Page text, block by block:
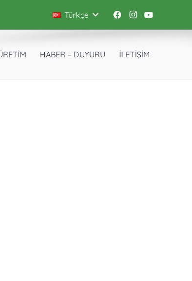
Türkçe
HABER – DUYURU İLETİŞİM